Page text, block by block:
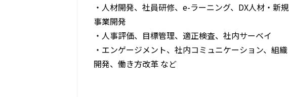
・人材開発、社員研修、e-ラーニング、DX人材・新規
事業開発
・人事評価、目標管理、適正検査、社内サーベイ
・エンゲージメント、社内コミュニケーション、組織
開発、働き方改革 など